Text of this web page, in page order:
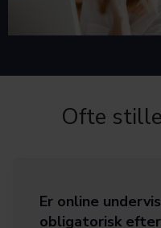
Ofte
Er online
obligatorisk